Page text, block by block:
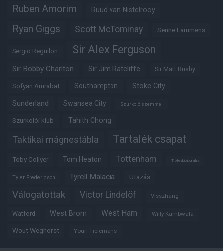
Ruben Amorim Ruud van Nistelrooy
Ryan Giggs Scott McTominay Senne Lammens
Sergio Reguilon Sir Alex Ferguson
Sir Bobby Charlton Sir Jim Ratcliffe Sir Matt Busby
Sofyan Amrabat Southampton Stoke City
Sunderland Swansea City Szurkoló szemmel
Szurkolói klub Tahith Chong
Taktikai mágnestábla Tartalék csapat
Toby Collyer Tom Heaton Tottenham Trófeabibliográfia
Tyler Fredericson Tyrell Malacia Utazás
Válogatottak Victor Lindelöf Visszhang
Watford West Brom West Ham Willy Kambwala
Wout Weghorst Youri Tielemans